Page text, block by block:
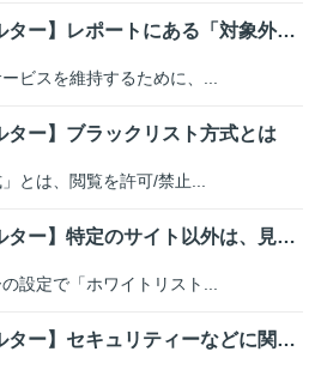
【コンテンツフィルター】レポートにある「対象外」というカテゴリーはどんなものか
ビスを維持するために、...
ター】ブラックリスト方式とは
」とは、閲覧を許可/禁止...
【コンテンツフィルター】特定のサイト以外は、見せないようにすることはできますか？
設定で「ホワイトリスト...
【コンテンツフィルター】セキュリティーなどに関連する通信ができないことはあるか